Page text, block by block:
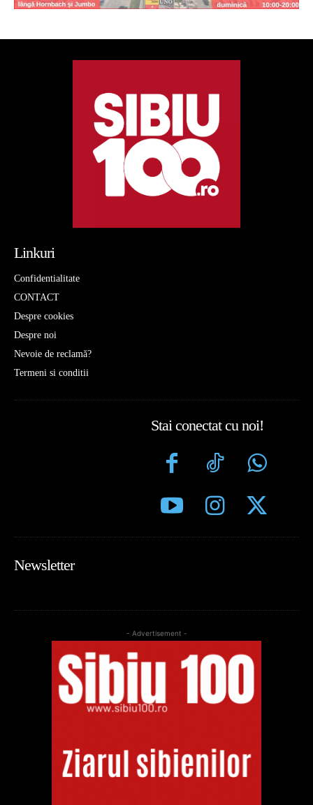
Linkuri
Confidentialitate
CONTACT
Despre cookies
Despre noi
Nevoie de reclamă?
Termeni si conditii
Stai conectat cu noi!
Newsletter
- Advertisement -